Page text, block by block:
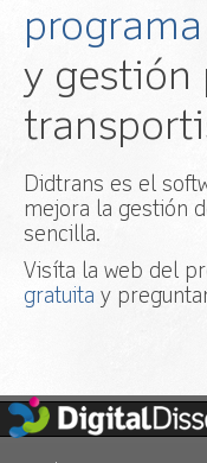
Consultoría
Blog
Contactar
Acceso
y gestión
Didtrans es el
mejora la gestión
sencilla.
Visíta la web del
gratuita y